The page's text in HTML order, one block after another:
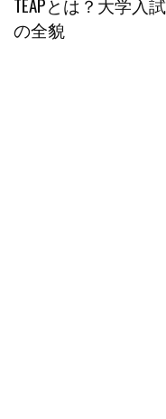
の全貌